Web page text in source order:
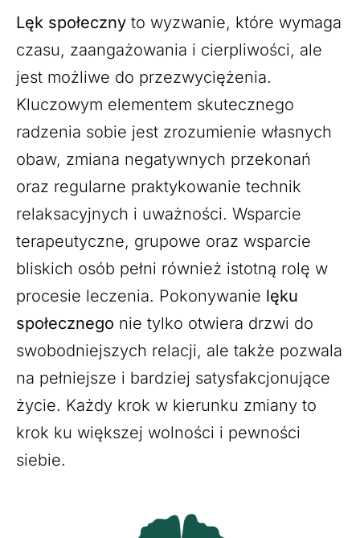
Lęk społeczny to wyzwanie, które wymaga
czasu, zaangażowania i cierpliwości, ale
jest możliwe do przezwyciężenia.
Kluczowym elementem skutecznego
radzenia sobie jest zrozumienie własnych
obaw, zmiana negatywnych przekonań
oraz regularne praktykowanie technik
relaksacyjnych i uważności. Wsparcie
terapeutyczne, grupowe oraz wsparcie
bliskich osób pełni również istotną rolę w
procesie leczenia. Pokonywanie lęku
społecznego nie tylko otwiera drzwi do
swobodniejszych relacji, ale także pozwala
na pełniejsze i bardziej satysfakcjonujące
życie. Każdy krok w kierunku zmiany to
krok ku większej wolności i pewności
siebie.